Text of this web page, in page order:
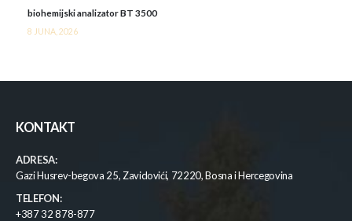
biohemijski analizator BT 3500
8 JUNA, 2026
KONTAKT
ADRESA:
Gazi Husrev-begova 25, Zavidovići, 72220, Bosna i Hercegovina
TELEFON:
+387 32 878-877